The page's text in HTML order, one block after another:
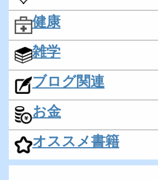
健康
雑学
ブログ関連
お金
オススメ書籍